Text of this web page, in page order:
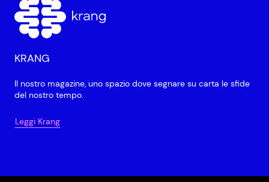
KRANG
Il nostro magazine, uno spazio dove segnare su carta le sfide
del nostro tempo.
Leggi Krang